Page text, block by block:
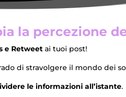
la percezione
e Retweet ai tuoi post!
di stravolgere il mondo dei
le informazioni all’istante.